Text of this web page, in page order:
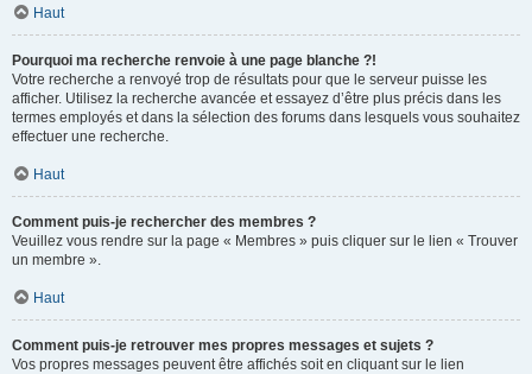
Haut
Pourquoi ma recherche renvoie à une page blanche ?!
Votre recherche a renvoyé trop de résultats pour que le serveur puisse les
afficher. Utilisez la recherche avancée et essayez d’être plus précis dans les
termes employés et dans la sélection des forums dans lesquels vous souhaitez
effectuer une recherche.
Haut
Comment puis-je rechercher des membres ?
Veuillez vous rendre sur la page « Membres » puis cliquer sur le lien « Trouver
un membre ».
Haut
Comment puis-je retrouver mes propres messages et sujets ?
Vos propres messages peuvent être affichés soit en cliquant sur le lien